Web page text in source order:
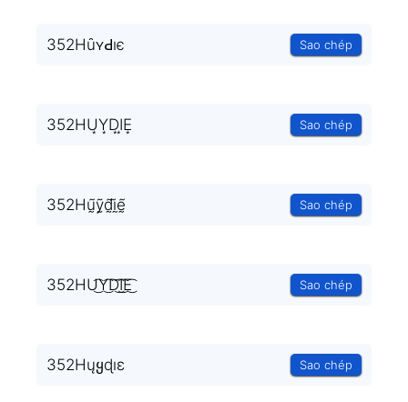
352HȗʏԀıє Sao chép
352HU͙Y͙D͙I͙E͙ Sao chép
352Hṵ̃ỹ̰d̰̃ḭ̃ḛ̃ Sao chép
352HU͜͡Y͜͡D͜͡I͜͡E͜͡ Sao chép
352Hųყɖıɛ Sao chép